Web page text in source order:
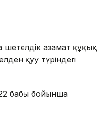
шетелдік азамат құқық
қуу түріндегі
бабы бойынша